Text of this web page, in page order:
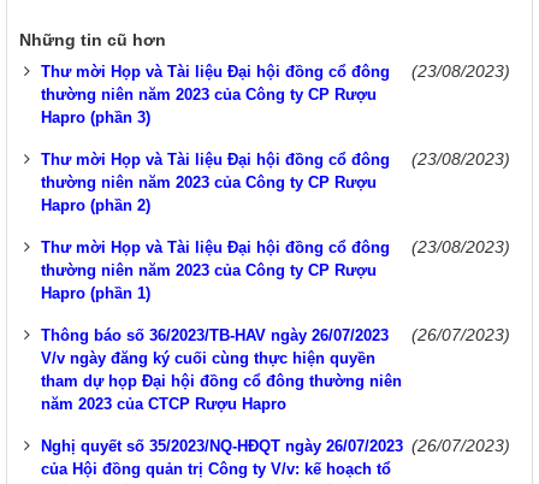
Những tin cũ hơn
Thư mời Họp và Tài liệu Đại hội đồng cổ đông
thường niên năm 2023 của Công ty CP Rượu
Hapro (phần 3)
(23/08/2023)
Thư mời Họp và Tài liệu Đại hội đồng cổ đông
thường niên năm 2023 của Công ty CP Rượu
Hapro (phần 2)
(23/08/2023)
Thư mời Họp và Tài liệu Đại hội đồng cổ đông
thường niên năm 2023 của Công ty CP Rượu
Hapro (phần 1)
(23/08/2023)
Thông báo số 36/2023/TB-HAV ngày 26/07/2023
V/v ngày đăng ký cuối cùng thực hiện quyền
tham dự họp Đại hội đồng cổ đông thường niên
năm 2023 của CTCP Rượu Hapro
(26/07/2023)
Nghị quyết số 35/2023/NQ-HĐQT ngày 26/07/2023
của Hội đồng quản trị Công ty V/v: kế hoạch tổ
(26/07/2023)